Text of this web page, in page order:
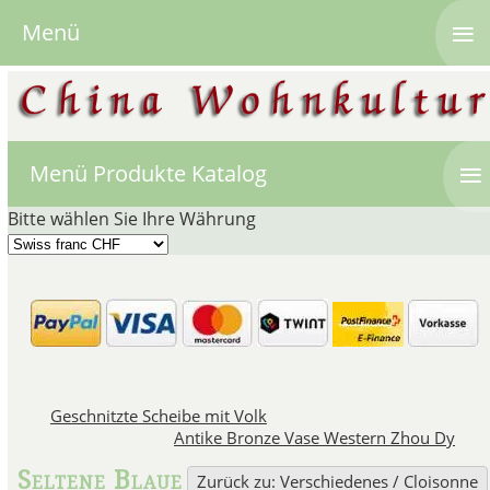
Chinesische antike
ChinesischeVasenmit
Menü Produkte Katalog ≡
Bitte wählen Sie Ihre Währung
Geschnitzte Scheibe mit Volk
Antike Bronze Vase Western Zhou Dy
Zurück zu: Verschiedenes / Cloisonne
Seltene Blaue
Menü ≡